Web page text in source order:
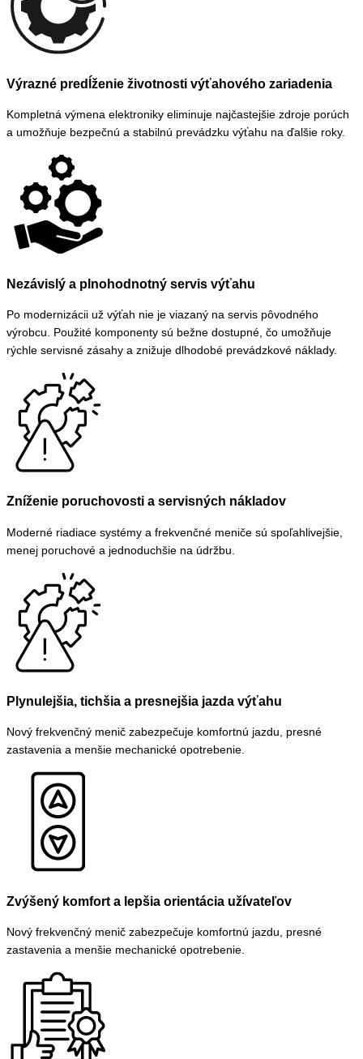
Výrazné predĺženie životnosti výťahového zariadenia
Kompletná výmena elektroniky eliminuje najčastejšie zdroje porúch
a umožňuje bezpečnú a stabilnú prevádzku výťahu na ďalšie roky.
Nezávislý a plnohodnotný servis výťahu
Po modernizácii už výťah nie je viazaný na servis pôvodného
výrobcu. Použité komponenty sú bežne dostupné, čo umožňuje
rýchle servisné zásahy a znižuje dlhodobé prevádzkové náklady.
Zníženie poruchovosti a servisných nákladov
Moderné riadiace systémy a frekvenčné meniče sú spoľahlivejšie,
menej poruchové a jednoduchšie na údržbu.
Plynulejšia, tichšia a presnejšia jazda výťahu
Nový frekvenčný menič zabezpečuje komfortnú jazdu, presné
zastavenia a menšie mechanické opotrebenie.
Zvýšený komfort a lepšia orientácia užívateľov
Nový frekvenčný menič zabezpečuje komfortnú jazdu, presné
zastavenia a menšie mechanické opotrebenie.